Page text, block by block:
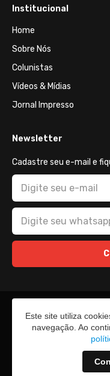
Institucional
Home
Sobre Nós
Colunistas
Vídeos & Mídias
Jornal Impresso
Newsletter
Cadastre seu e-mail e
Este site utiliza
navegação. Ao